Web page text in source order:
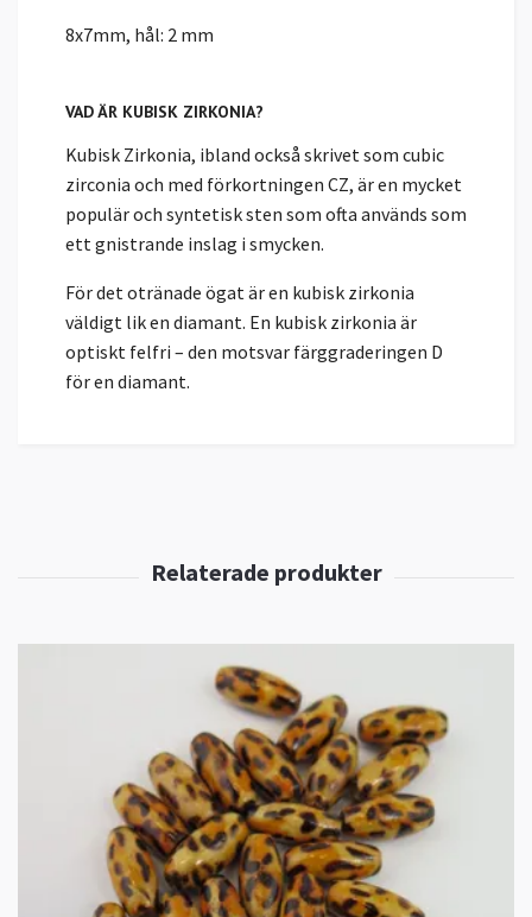
8x7mm, hål: 2 mm
VAD ÄR KUBISK ZIRKONIA?
Kubisk Zirkonia, ibland också skrivet som cubic
zirconia och med förkortningen CZ, är en mycket
populär och syntetisk sten som ofta används som
ett gnistrande inslag i smycken.
För det otränade ögat är en kubisk zirkonia
väldigt lik en diamant. En kubisk zirkonia är
optiskt felfri – den motsvar färggraderingen D
för en diamant.